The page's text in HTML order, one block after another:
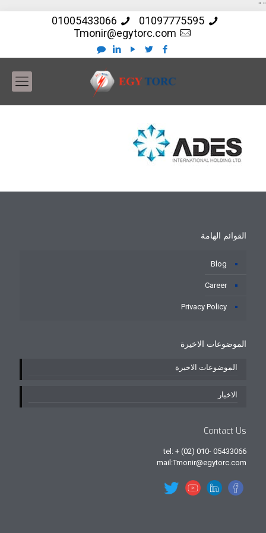
"
"
01097775595
01005433066
Tmonir@egytorc.com
القوائم الهامة
Blog
Career
Privacy Policy
الموضوعات الاخيرة
الموضوعات الاخيرة
الاخبار
Contact Us
tel: + (02) 010- 05433066
mail:Tmonir@egytorc.com